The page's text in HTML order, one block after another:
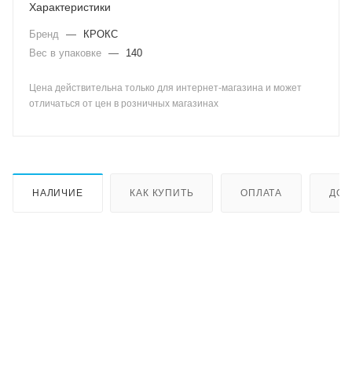
Характеристики
Бренд —
КРОКС
Вес в упаковке — 140
Цена действительна только для интернет-магазина и может
отличаться от цен в розничных магазинах
НАЛИЧИЕ КАК КУПИТЬ ОПЛАТА